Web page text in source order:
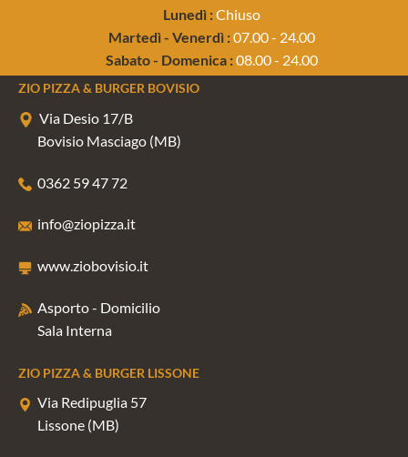
Lunedì :Chiuso
Martedì - Venerdì :07.00 - 24.00
Sabato - Domenica :08.00 - 24.00
ZIO PIZZA & BURGER BOVISIO
Via Desio 17/B
Bovisio Masciago (MB)
0362 59 47 72
info@ziopizza.it
www.ziobovisio.it
Asporto - Domicilio
Sala Interna
ZIO PIZZA & BURGER LISSONE
Via Redipuglia 57
Lissone (MB)